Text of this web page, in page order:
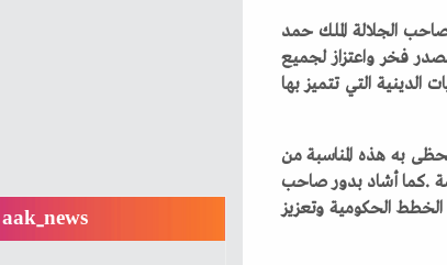
aak_news